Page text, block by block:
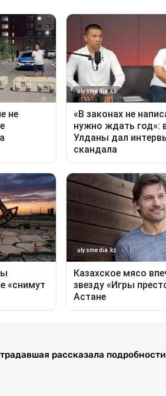
рассказала подробности